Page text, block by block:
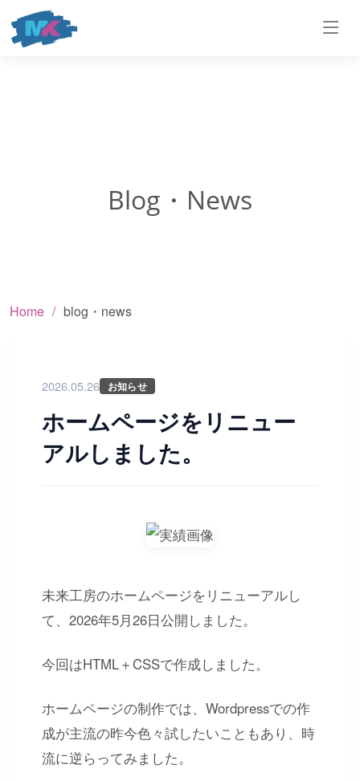
Blog・News
Home blog・news
2026.05.26 お知らせ
ホームページをリニュー
アルしました。
未来工房のホームページをリニューアルし
て、2026年5月26日公開しました。
今回はHTML＋CSSで作成しました。
ホームページの制作では、Wordpressでの作
成が主流の昨今色々試したいこともあり、時
流に逆らってみました。